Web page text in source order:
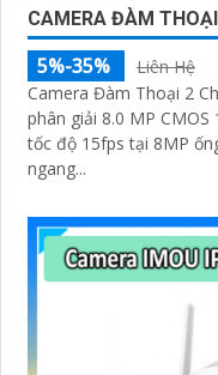
CAMERA ĐÀM
5%-35%
Liên Hệ
Camera Đàm Thoại 2
phân giải 8.0 MP
tốc độ 15fps tại 8MP
ngang...